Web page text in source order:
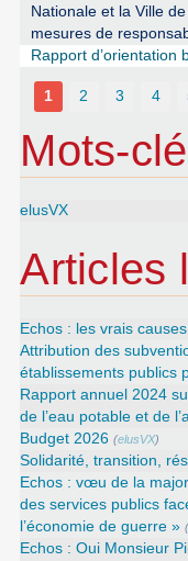
Nationale et la Ville
mesures de
Rapport d’orientation
1 2 3 4
Mots-
elusVX
Articles
Echos : les vrais
Attribution des
établissements publics
Rapport annuel 2024
de l’eau potable et de
Budget 2026 (elusVX)
Solidarité, transition,
Echos : vœu de la
des services publics
l’économie de guerre »
Echos : Oui Monsieur